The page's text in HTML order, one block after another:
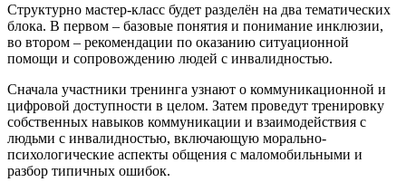
Структурно мастер-класс будет разделён на два тематических
блока. В первом – базовые понятия и понимание инклюзии,
во втором – рекомендации по оказанию ситуационной
помощи и сопровождению людей с инвалидностью.
Сначала участники тренинга узнают о коммуникационной и
цифровой доступности в целом. Затем проведут тренировку
собственных навыков коммуникации и взаимодействия с
людьми с инвалидностью, включающую морально-
психологические аспекты общения с маломобильными и
разбор типичных ошибок.